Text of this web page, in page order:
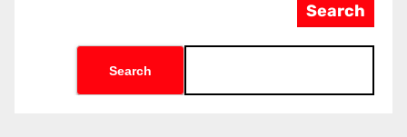
Search
Search